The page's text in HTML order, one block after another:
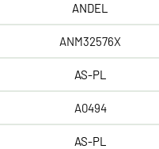
ANDEL
ANM32576X
AS-PL
A0494
AS-PL